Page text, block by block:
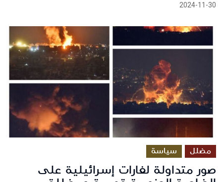
2024-11-30
مضلل سياسة
صور متداولة لغارات إسرائيلية على